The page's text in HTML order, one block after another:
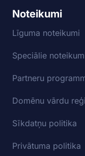
Noteikumi
Līguma noteikumi
Speciālie
Partneru
Domēnu vārdu
Sīkdatņu politika
Privātuma politika